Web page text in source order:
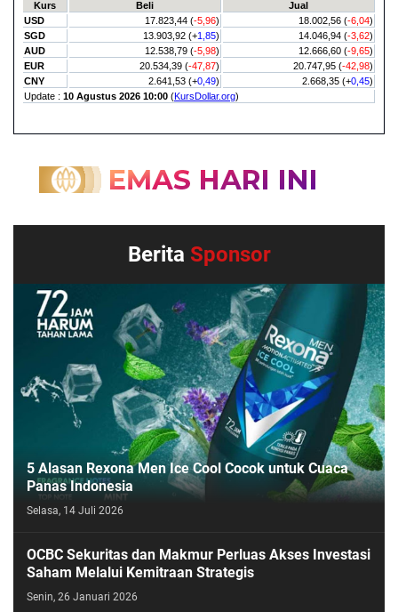
Berita Sponsor
5 Alasan Rexona Men Ice Cool Cocok untuk Cuaca
Panas Indonesia
Selasa, 14 Juli 2026
OCBC Sekuritas dan Makmur Perluas Akses Investasi
Saham Melalui Kemitraan Strategis
Senin, 26 Januari 2026